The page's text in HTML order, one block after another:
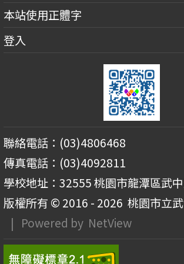
本站使用正體字
登入
聯絡電話：(03)4806468
傳真電話：(03)4092811
學校地址：32555 桃園市龍潭區武
版權所有 © 2016 - 2026 桃園市立
| Powered by NetView